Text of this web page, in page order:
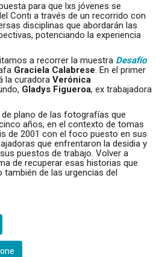
para que lxs jóvenes se
Conti a través de un recorrido con
disciplinas que abordarán las
potenciando la experiencia
a recorrer la muestra Desafío
Graciela Calabrese. En el primer
la curadora Verónica
Gladys Figueroa, ex trabajadora
plano de las fotografías que
años, en el contexto de tomas
de 2001 con el foco puesto en sus
que enfrentaron la desidia y
puestos de trabajo. Volver a
de recuperar esas historias que
de las urgencias del